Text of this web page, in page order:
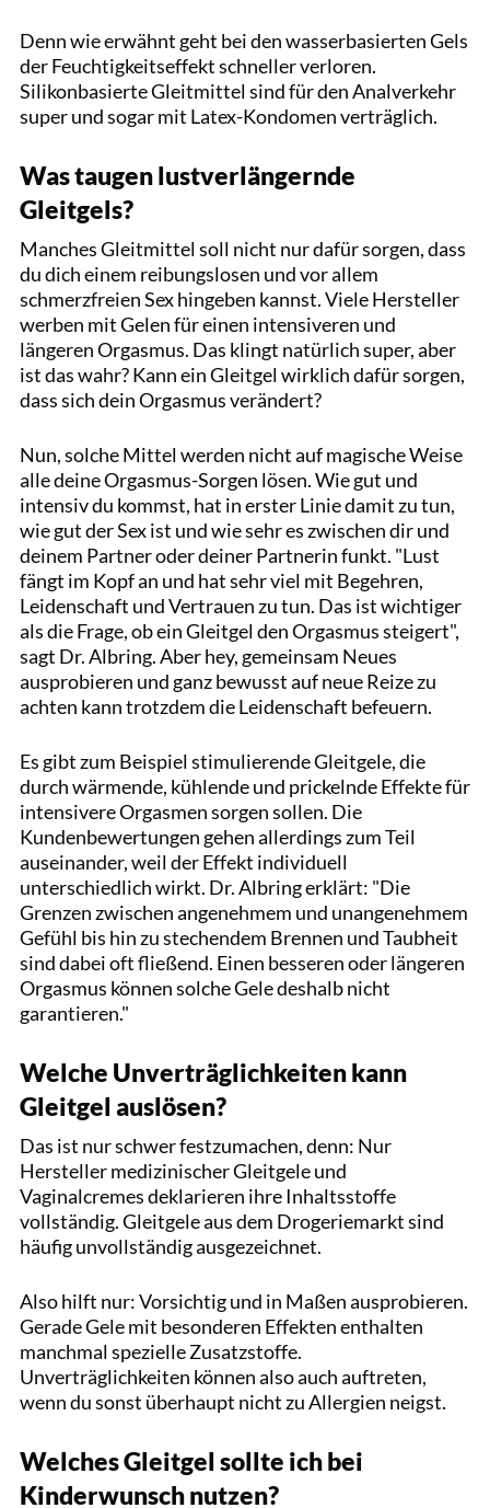
Denn wie erwähnt geht bei den wasserbasierten Gels
der Feuchtigkeitseffekt schneller verloren.
Silikonbasierte Gleitmittel sind für den Analverkehr
super und sogar mit Latex-Kondomen verträglich.
Was taugen lustverlängernde
Gleitgels?
Manches Gleitmittel soll nicht nur dafür sorgen, dass
du dich einem reibungslosen und vor allem
schmerzfreien Sex hingeben kannst. Viele Hersteller
werben mit Gelen für einen intensiveren und
längeren Orgasmus. Das klingt natürlich super, aber
ist das wahr? Kann ein Gleitgel wirklich dafür sorgen,
dass sich dein Orgasmus verändert?
Nun, solche Mittel werden nicht auf magische Weise
alle deine Orgasmus-Sorgen lösen. Wie gut und
intensiv du kommst, hat in erster Linie damit zu tun,
wie gut der Sex ist und wie sehr es zwischen dir und
deinem Partner oder deiner Partnerin funkt. "Lust
fängt im Kopf an und hat sehr viel mit Begehren,
Leidenschaft und Vertrauen zu tun. Das ist wichtiger
als die Frage, ob ein Gleitgel den Orgasmus steigert",
sagt Dr. Albring. Aber hey, gemeinsam Neues
ausprobieren und ganz bewusst auf neue Reize zu
achten kann trotzdem die Leidenschaft befeuern.
Es gibt zum Beispiel stimulierende Gleitgele, die
durch wärmende, kühlende und prickelnde Effekte für
intensivere Orgasmen sorgen sollen. Die
Kundenbewertungen gehen allerdings zum Teil
auseinander, weil der Effekt individuell
unterschiedlich wirkt. Dr. Albring erklärt: "Die
Grenzen zwischen angenehmem und unangenehmem
Gefühl bis hin zu stechendem Brennen und Taubheit
sind dabei oft fließend. Einen besseren oder längeren
Orgasmus können solche Gele deshalb nicht
garantieren."
Welche Unverträglichkeiten kann
Gleitgel auslösen?
Das ist nur schwer festzumachen, denn: Nur
Hersteller medizinischer Gleitgele und
Vaginalcremes deklarieren ihre Inhaltsstoffe
vollständig. Gleitgele aus dem Drogeriemarkt sind
häufig unvollständig ausgezeichnet.
Also hilft nur: Vorsichtig und in Maßen ausprobieren.
Gerade Gele mit besonderen Effekten enthalten
manchmal spezielle Zusatzstoffe.
Unverträglichkeiten können also auch auftreten,
wenn du sonst überhaupt nicht zu Allergien neigst.
Welches Gleitgel sollte ich bei
Kinderwunsch nutzen?